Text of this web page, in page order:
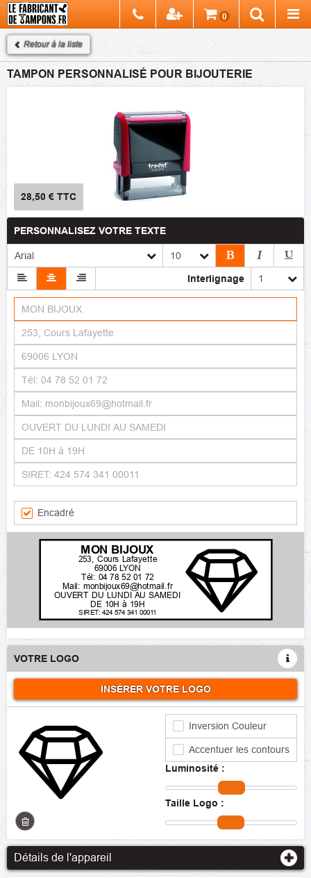
Retour à la liste
TAMPON PERSONNALISÉ POUR BIJOUTERIE
28,50 € TTC
PERSONNALISEZ VOTRE TEXTE
Interlignage
Encadré
MON BIJOUX
253, Cours Lafayette
69006 LYON
Tél: 04 78 52 01 72
Mail: monbijoux69@hotmail.fr
OUVERT DU LUNDI AU SAMEDI
DE 10H à 19H
SIRET: 424 574 341 00011
VOTRE LOGO
INSÉRER VOTRE LOGO
Inversion Couleur
Accentuer les contours
Luminosité :
Taille Logo :
Détails de l'appareil
0
Chercher